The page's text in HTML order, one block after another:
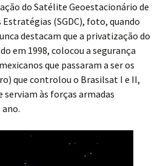
do Satélite Geoestacionário de
Estratégias (SGDC), foto, quando
destacam que a privatização do
em 1998, colocou a segurança
que passaram a ser os
que controlou o Brasilsat I e II,
às forças armadas